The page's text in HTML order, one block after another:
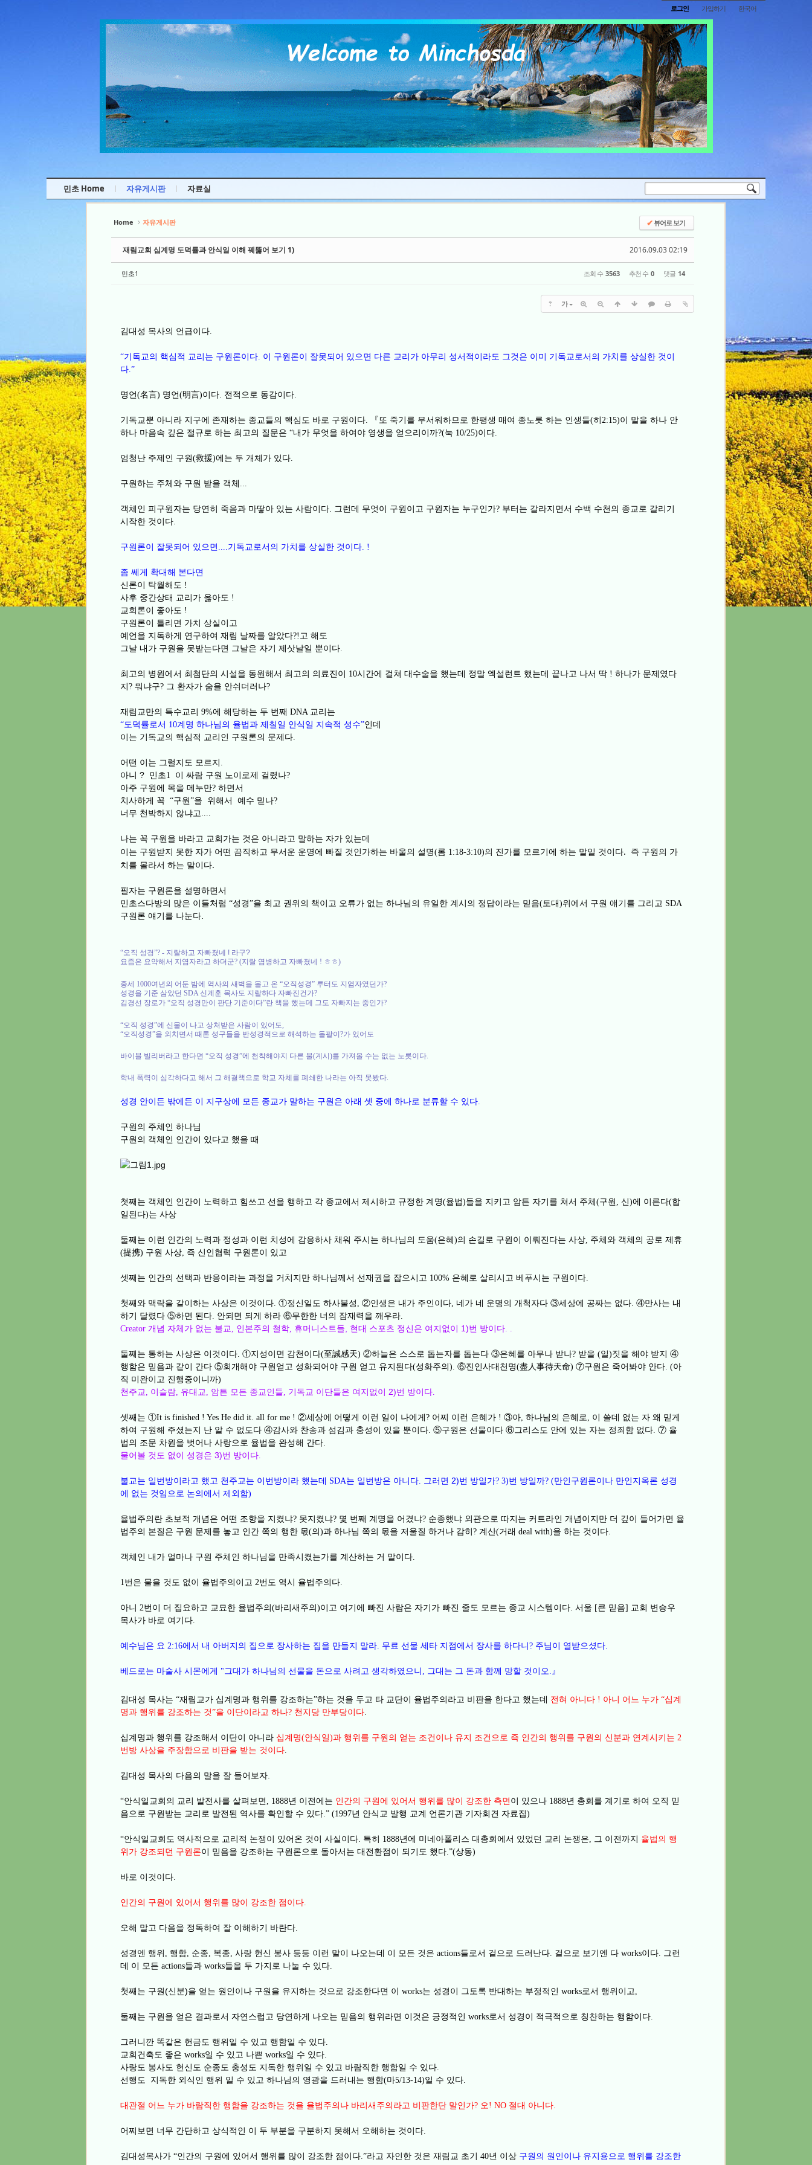
로그인 가입하기 한국어
민초 Home 자유게시판 자료실
Home 자유게시판 ✔뷰어로 보기
2016.09.03 02:19
재림교회 십계명 도덕률과 안식일 이해 꿰뚫어 보기 1)
민초1 조회 수 3563 추천 수 0 댓글 14
? 가
김대성 목사의 언급이다.
“기독교의 핵심적 교리는 구원론이다. 이 구원론이 잘못되어 있으면 다른 교리가 아무리 성서적이라도 그것은 이미 기독교로서의 가치를 상실한 것이
다.”
명언(名言) 명언(明言)이다. 전적으로 동감이다.
기독교뿐 아니라 지구에 존재하는 종교들의 핵심도 바로 구원이다. 『또 죽기를 무서워하므로 한평생 매여 종노릇 하는 인생들(히2:15)이 말을 하나 안
하나 마음속 깊은 절규로 하는 최고의 질문은 “내가 무엇을 하여야 영생을 얻으리이까?(눅 10/25)이다.
엄청난 주제인 구원(救援)에는 두 개체가 있다.
구원하는 주체와 구원 받을 객체 ...
객체인 피구원자는 당연히 죽음과 마땋아 있는 사람이다. 그런데 무엇이 구원이고 구원자는 누구인가? 부터는 갈라지면서 수백 수천의 종교로 갈리기
시작한 것이다.
구원론이 잘못되어 있으면 ....기독교로서의 가치를 상실한 것이다. !
좀 쎄게 확대해 본다면
신론이 탁월해도 !
사후 중간상태 교리가 옳아도 !
교회론이 좋아도 !
구원론이 틀리면 가치 상실이고
예언을 지독하게 연구하여 재림 날짜를 알았다?! 고 해도
그날 내가 구원을 못받는다면 그날은 자기 제삿날일 뿐이다.
최고의 병원에서 최첨단의 시설을 동원해서 최고의 의료진이 10시간에 걸쳐 대수술을 했는데 정말 엑설런트 했는데 끝나고 나서 딱 ! 하나가 문제였다
지? 뭐냐구? 그 환자가 숨을 안쉬더러나?
재림교만의 특수교리 9%에 해당하는 두 번째 DNA 교리는
“도덕률로서 10계명 하나님의 율법과 제칠일 안식일 지속적 성수”인데
이는 기독교의 핵심적 교리인 구원론의 문제다.
어떤 이는 그럴지도 모르지 .
아니 ? 민초1 이 싸람 구원 노이로제 걸렸나?
아주 구원에 목을 메누만? 하면서
치사하게 꼭 “구원”을 위해서 예수 믿나?
너무 천박하지 않냐고 ....
나는 꼭 구원을 바라고 교회가는 것은 아니라고 말하는 자가 있는데
이는 구원받지 못한 자가 어떤 끔직하고 무서운 운명에 빠질 것인가하는 바울의 설명(롬 1:18-3:10)의 진가를 모르기에 하는 말일 것이다. 즉 구원의 가
치를 몰라서 하는 말이다.
필자는 구원론을 설명하면서
민초스다방의 많은 이들처럼 “성경”을 최고 권위의 책이고 오류가 없는 하나님의 유일한 계시의 정답이라는 믿음(토대)위에서 구원 얘기를 그리고 SDA
구원론 얘기를 나눈다.
“오직 성경”? - 지랄하고 자빠졌네 ! 라구?
요즘은 요약해서 지염자라고 하더군? (지랄 염병하고 자빠졌네 ! ㅎㅎ)
중세 1000여년의 어둔 밤에 역사의 새벽을 몰고 온 “오직성경” 루터도 지염자였던가?
성경을 기준 삼았던 SDA 신계훈 목사도 지랄하다 자빠진건가?
김경선 장로가 “오직 성경만이 판단 기준이다”란 책을 했는데 그도 자빠지는 중인가?
“오직 성경”에 신물이 나고 상처받은 사람이 있어도,
“오직성경”을 외치면서 때론 성구들을 반성경적으로 해석하는 돌팔이 ?가 있어도
바이블 빌리버라고 한다면 “오직 성경”에 천착해야지 다른 불(계시 )를 가져올 수는 없는 노릇이다.
학내 폭력이 심각하다고 해서 그 해결책으로 학교 자체를 폐쇄한 나라는 아직 못봤다.
성경 안이든 밖에든 이 지구상에 모든 종교가 말하는 구원은 아래 셋 중에 하나로 분류할 수 있다.
구원의 주체인 하나님
구원의 객체인 인간이 있다고 했을 때
첫째는 객체인 인간이 노력하고 힘쓰고 선을 행하고 각 종교에서 제시하고 규정한 계명(율법)들을 지키고 암튼 자기를 쳐서 주체(구원 , 신)에 이른다(합
일된다)는 사상
둘째는 이런 인간의 노력과 정성과 이런 치성에 감응하사 채워 주시는 하나님의 도움(은혜)의 손길로 구원이 이뤄진다는 사상, 주체와 객체의 공로 제휴
(提携) 구원 사상, 즉 신인협력 구원론이 있고
셋째는 인간의 선택과 반응이라는 과정을 거치지만 하나님께서 선재권을 잡으시고 100% 은혜로 살리시고 베푸시는 구원이다.
첫째와 맥락을 같이하는 사상은 이것이다. ①정신일도 하사불성 , ②인생은 내가 주인이다, 네가 네 운명의 개척자다 ③세상에 공짜는 없다. ④만사는 내
하기 달렸다 ⑤하면 된다. 안되면 되게 하라 ⑥무한한 너의 잠재력을 깨우라.
Creator 개념 자체가 없는 불교 , 인본주의 철학, 휴머니스트들, 현대 스포츠 정신은 여지없이 1)번 방이다. .
둘째는 통하는 사상은 이것이다. ①지성이면 감천이다(至誠感天) ②하늘은 스스로 돕는자를 돕는다 ③은혜를 아무나 받나? 받을 (일)짓을 해야 받지 ④
행함은 믿음과 같이 간다 ⑤회개해야 구원얻고 성화되어야 구원 얻고 유지된다(성화주의). ⑥진인사대천명(盡人事待天命) ⑦구원은 죽어봐야 안다. (아
직 미완이고 진행중이니까)
천주교 , 이슬람, 유대교 , 암튼 모든 종교인들, 기독교 이단들은 여지없이 2)번 방이다.
셋째는 ①It is finished ! Yes He did it. all for me ! ②세상에 어떻게 이런 일이 나에게? 어찌 이런 은혜가 ! ③아, 하나님의 은혜로 , 이 쓸데 없는 자 왜 믿게
하여 구원해 주셨는지 난 알 수 없도다 ④감사와 찬송과 섬김과 충성이 있을 뿐이다. ⑤구원은 선물이다 ⑥그리스도 안에 있는 자는 정죄함 없다. ⑦ 율
법의 조문 차원을 벗어나 사랑으로 율법을 완성해 간다.
물어볼 것도 없이 성경은 3)번 방이다.
불교는 일번방이라고 했고 천주교는 이번방이라 했는데 SDA는 일번방은 아니다. 그러면 2)번 방일가? 3)번 방일까? (만인구원론이나 만인지옥론 성경
에 없는 것임으로 논의에서 제외함)
율법주의란 초보적 개념은 어떤 조항을 지켰냐? 못지켰냐? 몇 번째 계명을 어겼냐? 순종했냐 외관으로 따지는 커트라인 개념이지만 더 깊이 들어가면 율
법주의 본질은 구원 문제를 놓고 인간 쪽의 행한 몫(의)과 하나님 쪽의 몫을 저울질 하거나 감히? 계산(거래 deal with)을 하는 것이다.
객체인 내가 얼마나 구원 주체인 하나님을 만족시켰는가를 계산하는 거 말이다.
1번은 물을 것도 없이 율법주의이고 2번도 역시 율법주의다.
아니 2번이 더 집요하고 교묘한 율법주의(바리새주의)이고 여기에 빠진 사람은 자기가 빠진 줄도 모르는 종교 시스템이다. 서울 [큰 믿음] 교회 변승우
목사가 바로 여기다.
예수님은 요 2:16에서 내 아버지의 집으로 장사하는 집을 만들지 말라. 무료 선물 세타 지점에서 장사를 하다니? 주님이 열받으셨다.
베드로는 마술사 시몬에게 " 그대가 하나님의 선물을 돈으로 사려고 생각하였으니 , 그대는 그 돈과 함께 망할 것이오 . 』
김대성 목사는 “재림교가 십계명과 행위를 강조하는”하는 것을 두고 타 교단이 율법주의라고 비판을 한다고 했는데 전혀 아니다 ! 아니 어느 누가 “십계
명과 행위를 강조하는 것”을 이단이라고 하나? 천지당 만부당이다.
십계명과 행위를 강조해서 이단이 아니라 십계명(안식일)과 행위를 구원의 얻는 조건이나 유지 조건으로 즉 인간의 행위를 구원의 신분과 연계시키는 2
번방 사상을 주장함으로 비판을 받는 것이다.
김대성 목사의 다음의 말을 잘 들어보자.
“안식일교회의 교리 발전사를 살펴보면 , 1888년 이전에는 인간의 구원에 있어서 행위를 많이 강조한 측면이 있으나 1888년 총회를 계기로 하여 오직 믿
음으로 구원받는 교리로 발전된 역사를 확인할 수 있다.” (1997년 안식교 발행 교계 언론기관 기자회견 자료집)
“안식일교회도 역사적으로 교리적 논쟁이 있어온 것이 사실이다. 특히 1888년에 미네아폴리스 대총회에서 있었던 교리 논쟁은, 그 이전까지 율법의 행
위가 강조되던 구원론이 믿음을 강조하는 구원론으로 돌아서는 대전환점이 되기도 했다.”(상동)
바로 이것이다.
인간의 구원에 있어서 행위를 많이 강조한 점이다.
오해 말고 다음을 정독하여 잘 이해하기 바란다.
성경엔 행위 , 행함, 순종, 복종, 사랑 헌신 봉사 등등 이런 말이 나오는데 이 모든 것은 actions들로서 겉으로 드러난다. 겉으로 보기엔 다 works이다. 그런
데 이 모든 actions들과 works들을 두 가지로 나눌 수 있다.
첫째는 구원(신분)을 얻는 원인이나 구원을 유지하는 것으로 강조한다면 이 works는 성경이 그토록 반대하는 부정적인 works로서 행위이고 ,
둘째는 구원을 얻은 결과로서 자연스럽고 당연하게 나오는 믿음의 행위라면 이것은 긍정적인 works로서 성경이 적극적으로 칭찬하는 행함이다.
그러니깐 똑같은 헌금도 행위일 수 있고 행함일 수 있다.
교회건축도 좋은 works일 수 있고 나쁜 works일 수 있다.
사랑도 봉사도 헌신도 순종도 충성도 지독한 행위일 수 있고 바람직한 행함일 수 있다.
선행도 지독한 외식인 행위 일 수 있고 하나님의 영광을 드러내는 행함(마5/13-14)일 수 있다.
대관절 어느 누가 바람직한 행함을 강조하는 것을 율법주의나 바리새주의라고 비판한단 말인가? 오 ! NO 절대 아니다.
어찌보면 너무 간단하고 상식적인 이 두 부분을 구분하지 못해서 오해하는 것이다.
김대성목사가 “인간의 구원에 있어서 행위를 많이 강조한 점이다.”라고 자인한 것은 재림교 초기 40년 이상 구원의 원인이나 유지용으로 행위를 강조한
Sketchbook5, 스케치북5
Sketchbook5, 스케치북5
Sketchbook5, 스케치북5
Sketchbook5, 스케치북5